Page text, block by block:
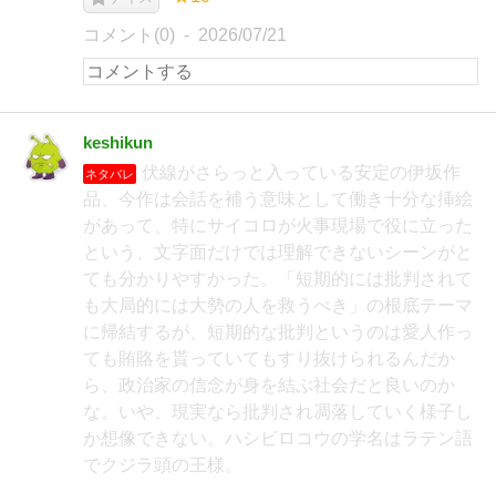
コメント(0) 2026/07/21
keshikun
ネタバレ
伏線がさらっと入っている安定の伊坂作
品、今作は会話を補う意味として働き十分な挿絵
があって、特にサイコロが火事現場で役に立った
という、文字面だけでは理解できないシーンがと
ても分かりやすかった。「短期的には批判されて
も大局的には大勢の人を救うべき」の根底テーマ
に帰結するが、短期的な批判というのは愛人作っ
ても賄賂を貰っていてもすり抜けられるんだか
ら、政治家の信念が身を結ぶ社会だと良いのか
な。いや、現実なら批判され凋落していく様子し
か想像できない。ハシビロコウの学名はラテン語
でクジラ頭の王様。